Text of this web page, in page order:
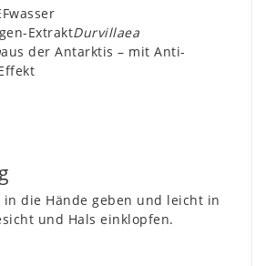
ExtraktDurvillaea
aus der Antarktis – mit Anti-
in die Hände geben und leicht in
und Hals einklopfen.